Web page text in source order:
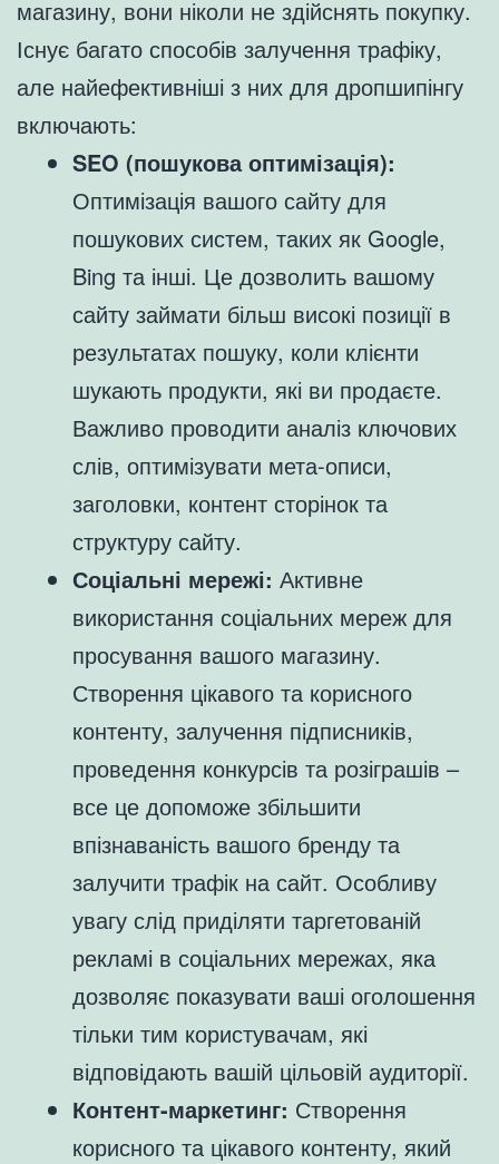
магазину, вони ніколи не здійснять покупку.
Існує багато способів залучення трафіку,
але найефективніші з них для дропшипінгу
включають:
SEO (пошукова оптимізація):
Оптимізація вашого сайту для
пошукових систем, таких як Google,
Bing та інші. Це дозволить вашому
сайту займати більш високі позиції в
результатах пошуку, коли клієнти
шукають продукти, які ви продаєте.
Важливо проводити аналіз ключових
слів, оптимізувати мета-описи,
заголовки, контент сторінок та
структуру сайту.
Соціальні мережі: Активне
використання соціальних мереж для
просування вашого магазину.
Створення цікавого та корисного
контенту, залучення підписників,
проведення конкурсів та розіграшів –
все це допоможе збільшити
впізнаваність вашого бренду та
залучити трафік на сайт. Особливу
увагу слід приділяти таргетованій
рекламі в соціальних мережах, яка
дозволяє показувати ваші оголошення
тільки тим користувачам, які
відповідають вашій цільовій аудиторії.
Контент-маркетинг: Створення
корисного та цікавого контенту, який